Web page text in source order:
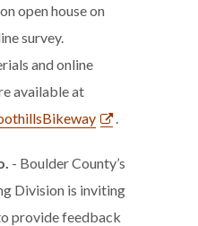
open house on
survey.
and online
available at
.
- Boulder County’s
Division is inviting
provide feedback